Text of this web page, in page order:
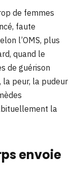
de femmes
faute
l’OMS, plus
quand le
de guérison
la peur, la pudeur
la
envoie